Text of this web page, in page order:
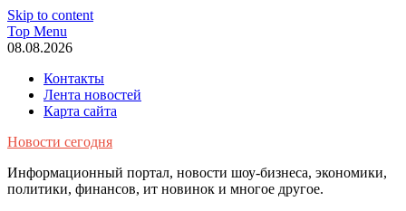
Skip to content
Top Menu
08.08.2026
Контакты
Лента новостей
Карта сайта
Новости сегодня
Информационный портал, новости шоу-бизнеса, экономики,
политики, финансов, ит новинок и многое другое.